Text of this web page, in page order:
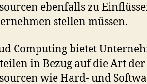
ebenfalls zu
stellen müssen.
Computing bietet
in Bezug auf die Art
wie Hard- und